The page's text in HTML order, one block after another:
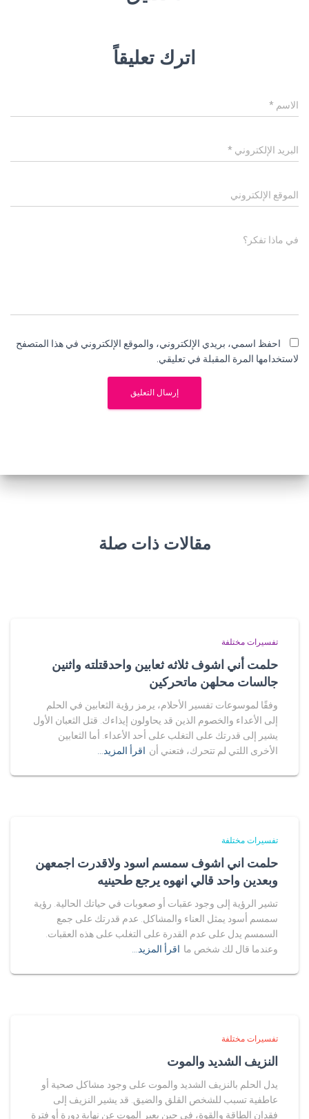
اترك تعليقاً
الاسم *
البريد الإلكتروني *
الموقع الإلكتروني
في ماذا تفكر؟
احفظ اسمي، بريدي الإلكتروني، والموقع الإلكتروني في هذا المتصفح
لاستخدامها المرة المقبلة في تعليقي.
مقالات ذات صلة
تفسيرات مختلفة
حلمت أني اشوف ثلاثه ثعابين واحدقتلته واثنين
جالسات محلهن ماتحركين
وفقًا لموسوعات تفسير الأحلام، يرمز رؤية الثعابين في الحلم
إلى الأعداء والخصوم الذين قد يحاولون إيذاءك. قتل الثعبان الأول
يشير إلى قدرتك على التغلب على أحد الأعداء. أما الثعابين
الأخرى اللتي لم تتحرك، فتعني أن اقرأ المزيد…
تفسيرات مختلفة
حلمت اني اشوف سمسم اسود ولاقدرت اجمعهن
وبعدين واحد قالي انهوه يرجع طحينيه
تشير الرؤية إلى وجود عقبات أو صعوبات في حياتك الحالية. رؤية
سمسم أسود يمثل العناء والمشاكل. عدم قدرتك على جمع
السمسم يدل على عدم القدرة على التغلب على هذه العقبات.
وعندما قال لك شخص ما اقرأ المزيد…
تفسيرات مختلفة
النزيف الشديد والموت
يدل الحلم بالنزيف الشديد والموت على وجود مشاكل صحية أو
عاطفية تسبب للشخص القلق والضيق. قد يشير النزيف إلى
فقدان الطاقة والقوة، في حين يعبر الموت عن نهاية دورة أو فترة